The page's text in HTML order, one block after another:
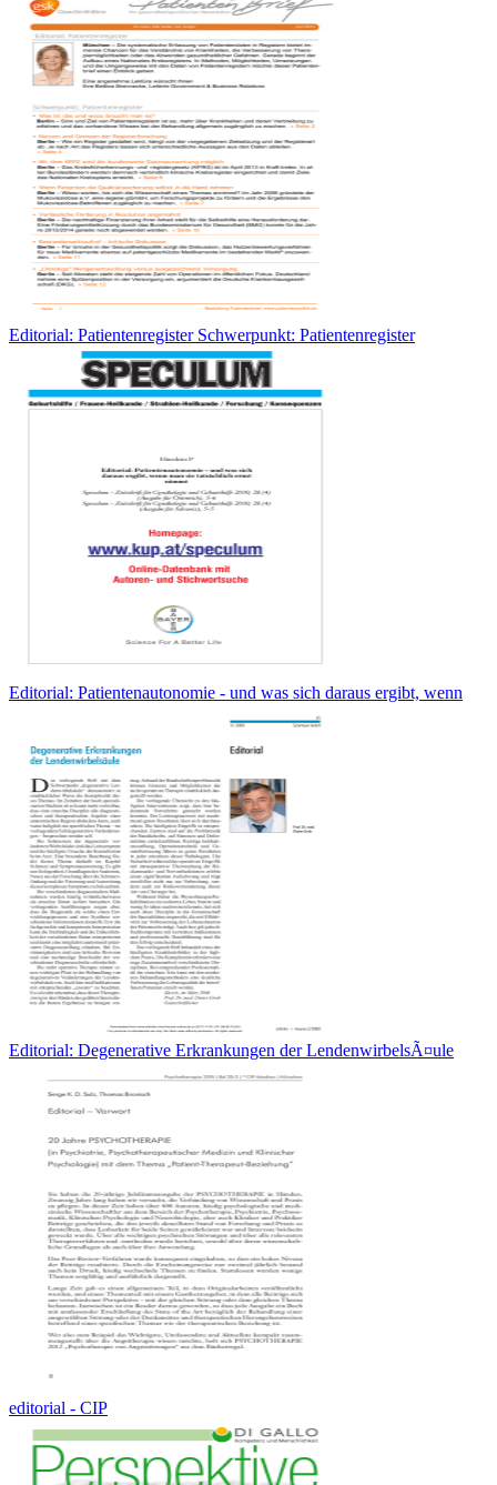
Editorial: Patientenregister Schwerpunkt: Patientenregister
Editorial: Patientenautonomie - und was sich daraus ergibt, wenn
Editorial: Degenerative Erkrankungen der LendenwirbelsÃ¤ule
editorial - CIP